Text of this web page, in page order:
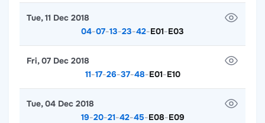
04-07-13-23-42-E01-E03
Tue, 11 Dec 2018
11-17-26-37-48-E01-E10
Fri, 07 Dec 2018
19-20-21-42-45-E08-E09
Tue, 04 Dec 2018